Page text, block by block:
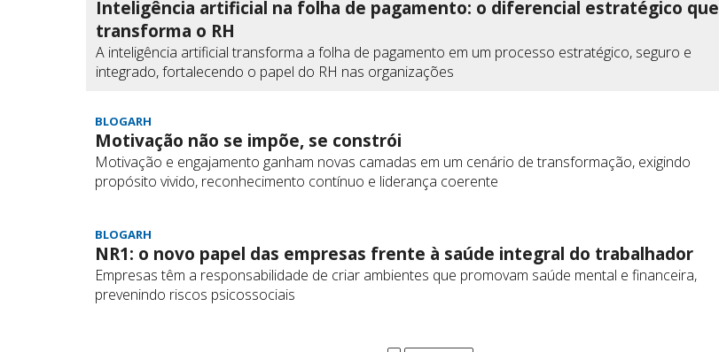
Inteligência artificial na folha de pagamento: o diferencial estratégico que
transforma o RH
A inteligência artificial transforma a folha de pagamento em um processo estratégico, seguro e
integrado, fortalecendo o papel do RH nas organizações
BLOGARH
Motivação não se impõe, se constrói
Motivação e engajamento ganham novas camadas em um cenário de transformação, exigindo
propósito vivido, reconhecimento contínuo e liderança coerente
BLOGARH
NR1: o novo papel das empresas frente à saúde integral do trabalhador
Empresas têm a responsabilidade de criar ambientes que promovam saúde mental e financeira,
prevenindo riscos psicossociais